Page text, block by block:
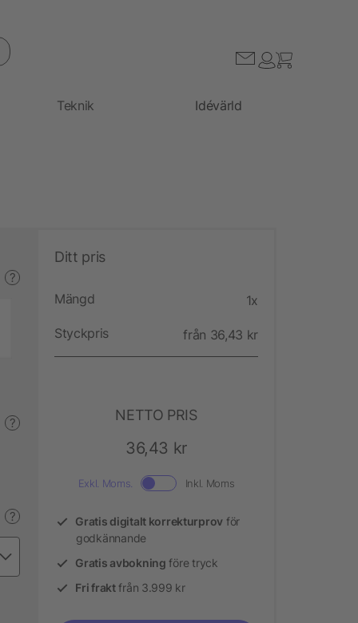
Teknik Idévärld
?
?
?
Ditt pris
Mängd 1x
Styckpris från 36,43 kr
NETTO PRIS
36,43 kr
Exkl. Moms. Inkl. Moms
Gratis digitalt korrekturprov för
godkännande
Gratis avbokning före tryck
Fri fraktfrån 3.999 kr